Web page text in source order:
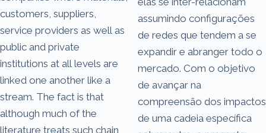
customers, suppliers,
service providers as well as
public and private
institutions at all levels are
linked one another like a
stream. The fact is that
although much of the
literature treats such chain
assumindo configurações
de redes que tendem a se
expandir e abranger todo o
mercado. Com o objetivo
de avançar na
compreensão dos impactos
de uma cadeia específica